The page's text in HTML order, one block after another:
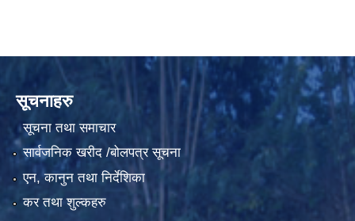
सूचनाहरु
सूचना तथा समाचार
सार्वजनिक खरीद /बोलपत्र सूचना
एन, कानुन तथा निर्देशिका
कर तथा शुल्कहरु